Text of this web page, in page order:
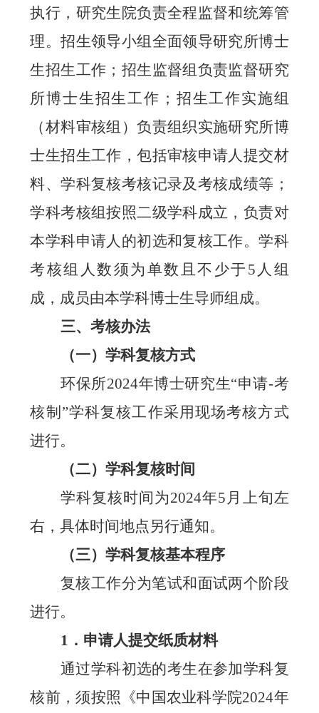
执行，研究生院负责全程监督和统筹管
理。招生领导小组全面领导研究所博士
生招生工作；招生监督组负责监督研究
所博士生招生工作； 招生工作实施组
（材料审核组 ）负责组织实施研究所博
士生招生工作 ，包括审核申请人提交材
料、学科复核考核记录及考核成绩等 ；
学科考核组按照二级学科成立，负责对
本学科申请人的初选和复核工作。学科
考核组人数须为单数且不少于 5 人组
成，成员由本学科博士生导师组成。
三、考核办法
（一）学科复核方式
环保所2024年博士研究生“申请-考
核制 ”学科复核工作采用现场考核方式
进行。
（二）学科复核时间
学科复核时间为2024年5 月 上旬左
右，具体时间地点另行通知。
（三）学科复核基本程序
复核工作分为笔试和面试两个阶段
进行。
1 ．申请人提交纸质材料
通过学科初选的考生在参加学科复
核前，须按照《中国农业科学院2024年